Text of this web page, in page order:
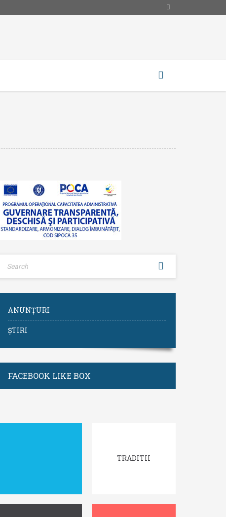
ANUNȚURI
ȘTIRI
FACEBOOK LIKE BOX
TRADITII